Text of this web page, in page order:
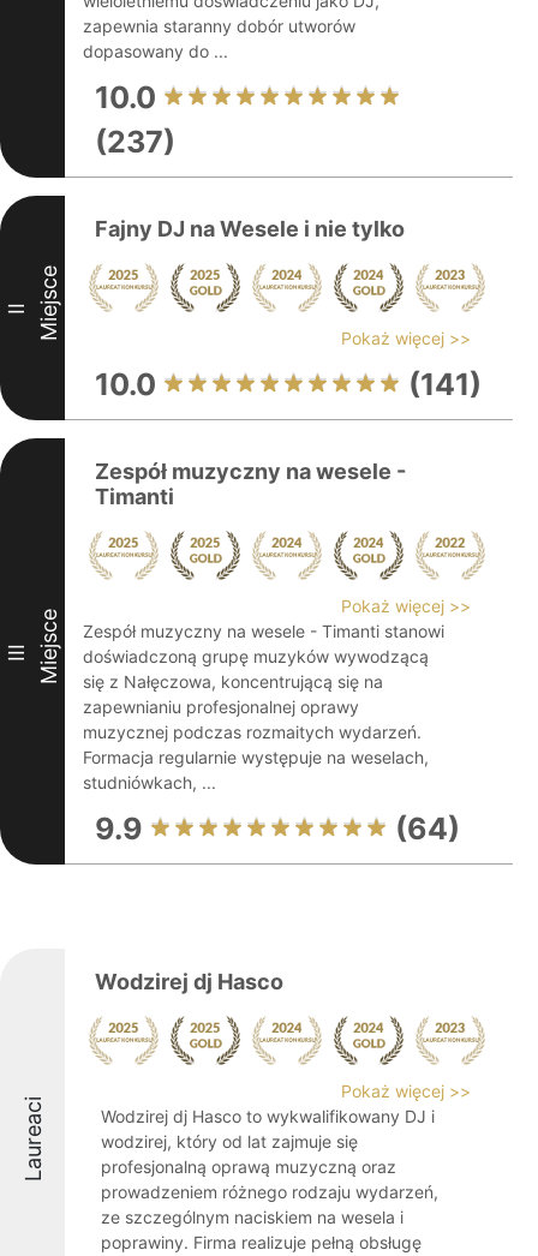
zapewnia staranny dobór utworów
dopasowany do ...
10.0
(237)
II Miejsce
Fajny DJ na Wesele i nie tylko
Pokaż więcej >>
10.0 (141)
III Miejsce
Zespół muzyczny na wesele -
Timanti
Pokaż więcej >>
Zespół muzyczny na wesele - Timanti stanowi
doświadczoną grupę muzyków wywodzącą
się z Nałęczowa, koncentrującą się na
zapewnianiu profesjonalnej oprawy
muzycznej podczas rozmaitych wydarzeń.
Formacja regularnie występuje na weselach,
studniówkach, ...
9.9 (64)
Laureaci
Wodzirej dj Hasco
Pokaż więcej >>
Wodzirej dj Hasco to wykwalifikowany DJ i
wodzirej, który od lat zajmuje się
profesjonalną oprawą muzyczną oraz
prowadzeniem różnego rodzaju wydarzeń,
ze szczególnym naciskiem na wesela i
poprawiny. Firma realizuje pełną obsługę